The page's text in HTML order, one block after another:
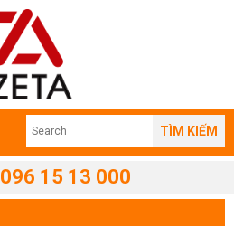
TÌM KIẾM
096 15 13 000